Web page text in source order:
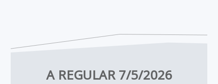
A REGULAR 7/5/2026